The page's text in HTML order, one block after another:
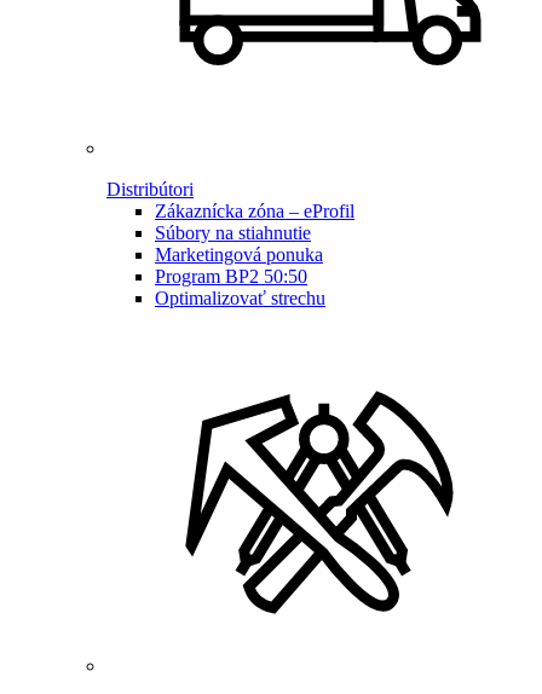
Distribútori
Zákaznícka zóna – eProfil
Súbory na stiahnutie
Marketingová ponuka
Program BP2 50:50
Optimalizovať strechu